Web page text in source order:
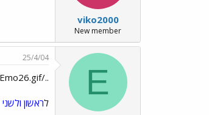
viko2000
New member
E
25/4/04
../images/Emo26.gif
לראשון ולשני